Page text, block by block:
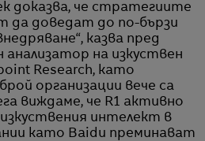
доказва, че стратегиите
да доведат до по-бързи
казва пред
анализатор на изкуствен
Research, като
организации вече са
виждаме, че R1 активно
интелект в
като Baidu преминават